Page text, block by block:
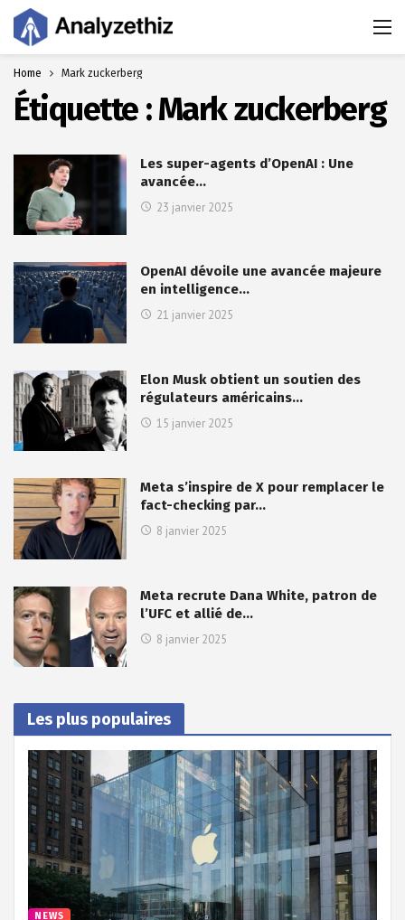
Home Mark zuckerberg
Étiquette :Mark zuckerberg
Les super-agents d’OpenAI : Une
avancée…
23 janvier 2025
OpenAI dévoile une avancée majeure
en intelligence…
21 janvier 2025
Elon Musk obtient un soutien des
régulateurs américains…
15 janvier 2025
Meta s’inspire de X pour remplacer le
fact-checking par…
8 janvier 2025
Meta recrute Dana White, patron de
l’UFC et allié de…
8 janvier 2025
Les plus populaires
NEWS